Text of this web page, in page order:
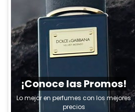
¡Conoce las Promos!
Lo mejor en perfumes con los mejores
precios